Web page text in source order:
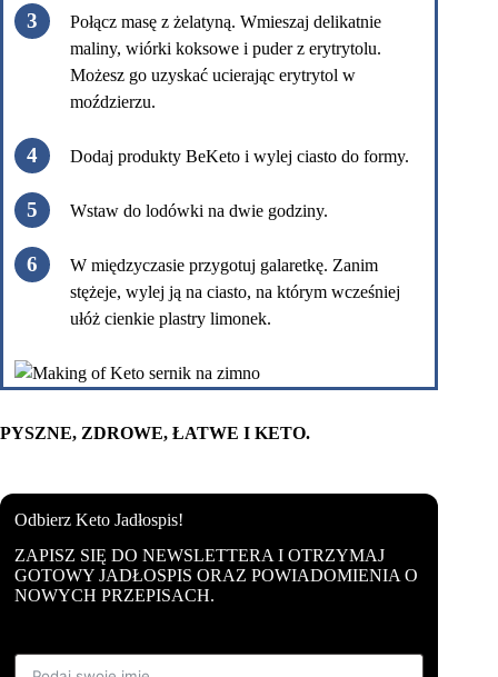
Połącz masę z żelatyną. Wmieszaj delikatnie
maliny, wiórki koksowe i puder z erytrytolu.
Możesz go uzyskać ucierając erytrytol w
moździerzu.
Dodaj produkty BeKeto i wylej ciasto do formy.
Wstaw do lodówki na dwie godziny.
W międzyczasie przygotuj galaretkę. Zanim
stężeje, wylej ją na ciasto, na którym wcześniej
ułóż cienkie plastry limonek.
PYSZNE, ZDROWE, ŁATWE I KETO.
Odbierz Keto Jadłospis!
ZAPISZ SIĘ DO NEWSLETTERA I OTRZYMAJ
GOTOWY JADŁOSPIS ORAZ POWIADOMIENIA O
NOWYCH PRZEPISACH.